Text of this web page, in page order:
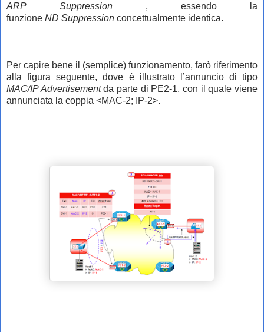
ARP Suppression , essendo la
funzione ND Suppression concettualmente identica.
Per capire bene il (semplice) funzionamento, farò riferimento
alla figura seguente, dove è illustrato l’annuncio di tipo
MAC/IP Advertisementda parte di PE2-1, con il quale viene
annunciata la coppia <MAC-2; IP-2>.